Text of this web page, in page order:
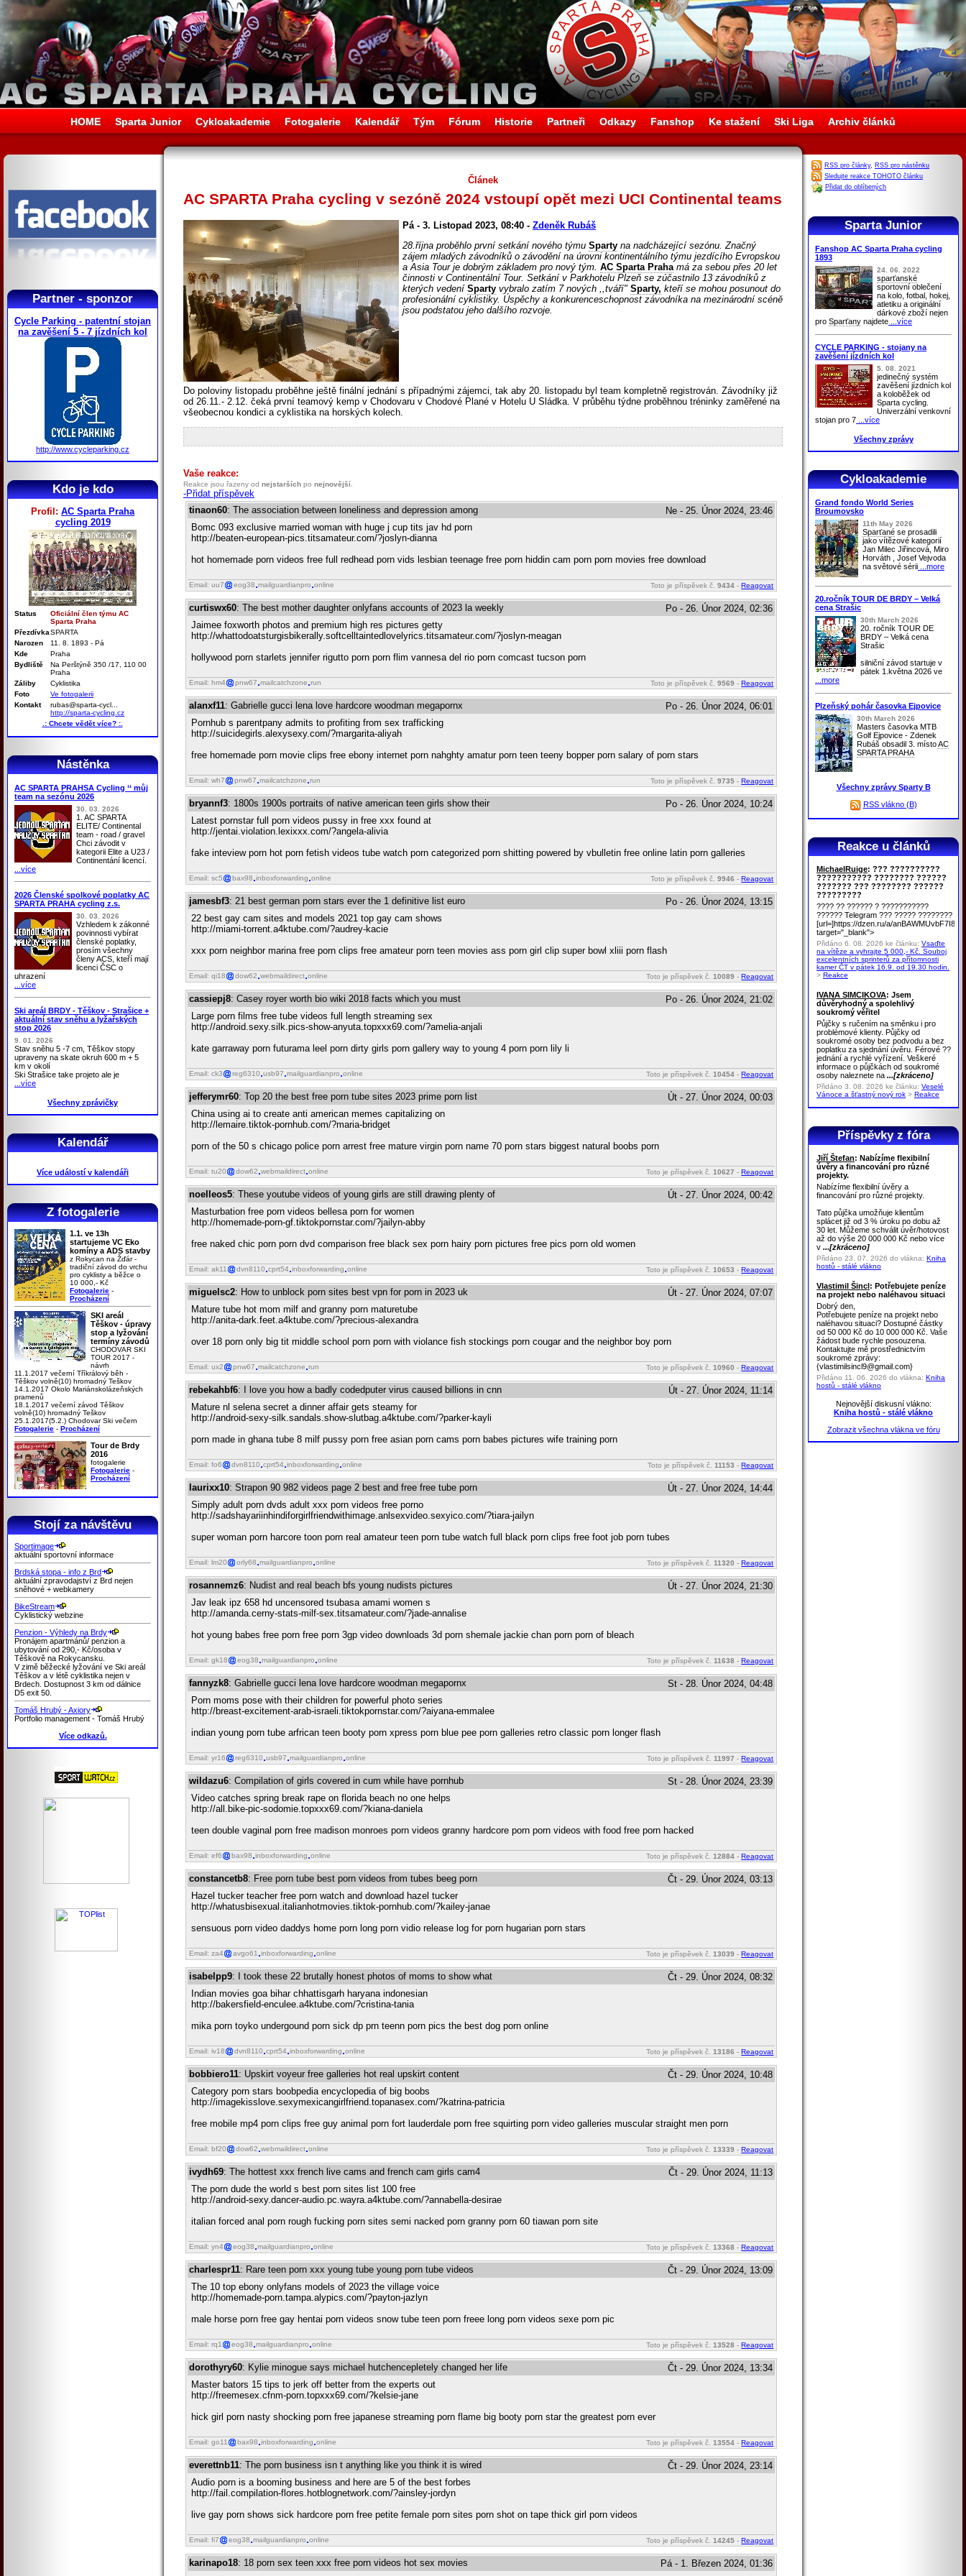
HOME Sparta Junior Cykloakademie Fotogalerie Kalendář Tým Fórum Historie Partneři Odkazy Fanshop Ke stažení Ski Liga Archiv článků
Partner - sponzor
Cycle Parking - patentní stojan
na zavěšení 5 - 7 jízdních kol
http://www.cycleparking.cz
Kdo je kdo
Profil: AC Sparta Praha
cycling 2019
Status
Oficiální člen týmu AC
Sparta Praha
PřezdívkaSPARTA
Narozen
11. 8. 1893 - Pá
Kde
Praha
Bydliště
Na Perštýně 350 /17, 110 00
Praha
Záliby
Cyklistika
Foto
Ve fotogalerii
Kontakt
rubas@sparta-cycl...
http://sparta-cycling.cz
.: Chcete vědět více? :.
Nástěnka
AC SPARTA PRAHSA Cycling ‘‘ můj
team na sezónu 2026
30. 03. 2026
1. AC SPARTA
ELITE/ Continental
team - road / gravel
Chci závodit v
kategorii Elite a U23 /
Continentání licencí.
...více
2026 Členské spolkové poplatky AC
SPARTA PRAHA cycling z.s.
30. 03. 2026
Vzhledem k zákonné
povinnosti vybírat
členské poplatky,
prosím všechny
členy ACS, kteří mají
licenci ČSC o
uhrazení
...více
Ski areál BRDY - Těškov - Strašice +
aktuální stav sněhu a lyžařských
stop 2026
9. 01. 2026
Stav sněhu 5 -7 cm, Těškov stopy
upraveny na skate okruh 600 m + 5
km v okolí
Ski Strašice take projeto ale je
...více
Všechny zprávičky
Kalendář
Více událostí v kalendáři
Z fotogalerie
1.1. ve 13h
startujeme VC Eko
komíny a ADS stavby
z Rokycan na Žďár -
tradiční závod do vrchu
pro cyklisty a běžce o
10 000,- Kč
Fotogalerie -
Procházení
SKI areál
Těškov - úpravy
stop a lyžování
termíny závodů
CHODOVAR SKI
TOUR 2017 -
návrh
11.1.2017 večerní Tříkrálový běh -
Těškov volně(10) hromadný Teškov
14.1.2017 Okolo Mariánskolázeňských
pramenů
18.1.2017 večerní závod Těškov
volně(10) hromadný Teškov
25.1.2017(5.2.) Chodovar Ski večern
Fotogalerie - Procházení
Tour de Brdy
2016
fotogalerie
Fotogalerie -
Procházení
Stojí za návštěvu
Sportimage
aktuální sportovní informace
Brdská stopa - info z Brd
aktuální zpravodajství z Brd nejen
sněhové + webkamery
BikeStream
Cyklistický webzine
Penzion - Výhledy na Brdy
Pronájem apartmánů/ penzion a
ubytování od 290,- Kč/osoba v
Těškově na Rokycansku.
V zimě běžecké lyžování ve Ski areál
Těškov a v létě cyklistika nejen v
Brdech. Dostupnost 3 km od dálnice
D5 exit 50.
Tomáš Hrubý - Axiory
Portfolio management - Tomáš Hrubý
Více odkazů.
Článek
AC SPARTA Praha cycling v sezóně 2024 vstoupí opět mezi UCI Continental teams
Pá - 3. Listopad 2023, 08:40 - Zdeněk Rubáš
28.října proběhlo první setkání nového týmu Sparty na nadcházející sezónu. Značný
zájem mladých závodníků o závodění na úrovni kontinentálního týmu jezdícího Evropskou
a Asia Tour je dobrým základem pro nový tým. AC Sparta Prahamá za sebou přes 20 let
činnosti v Continentální Tour. Setkání v Parkhotelu Plzeň se zúčastnilo 13 závodníků z
kterých vedení Sparty vybralo zatím 7 nových ,,tváří" Sparty, kteří se mohou posunout do
profesionální cyklistiky. Úspěchy a konkurenceschopnost závodníka na mezinárodní scéně
jsou podstatou jeho dalšího rozvoje.
Do poloviny listopadu proběhne ještě finální jednání s případnými zájemci, tak aby 20. listopadu byl team kompletně registrován. Závodníky již
od 26.11.- 2.12. čeká první teamový kemp v Chodovaru v Chodové Plané v Hotelu U Sládka. V průběhu týdne proběhnou tréninky zaměřené na
všeobecnou kondici a cyklistika na horských kolech.
Vaše reakce:
Reakce jsou řazeny od nejstarších po nejnovější.
-Přidat příspěvek
tinaon60: The association between loneliness and depression among
Ne - 25. Únor 2024, 23:46
Bomc 093 exclusive married woman with huge j cup tits jav hd porn
http://beaten-european-pics.titsamateur.com/?joslyn-dianna
hot homemade porn videos free full redhead porn vids lesbian teenage free porn hiddin cam porn porn movies free download
Email: uu7 eog38 mailguardianpro online Toto je příspěvek č.9434 - Reagovat
curtiswx60: The best mother daughter onlyfans accounts of 2023 la weekly
Po - 26. Únor 2024, 02:36
Jaimee foxworth photos and premium high res pictures getty
http://whattodoatsturgisbikerally.softcelltaintedlovelyrics.titsamateur.com/?joslyn-meagan
hollywood porn starlets jennifer rigutto porn porn flim vannesa del rio porn comcast tucson porn
Email: hm4 pnw67 mailcatchzone run Toto je příspěvek č.9569 - Reagovat
alanxf11: Gabrielle gucci lena love hardcore woodman megapornx
Po - 26. Únor 2024, 06:01
Pornhub s parentpany admits to profiting from sex trafficking
http://suicidegirls.alexysexy.com/?margarita-aliyah
free homemade porn movie clips free ebony internet porn nahghty amatur porn teen teeny bopper porn salary of porn stars
Email: wh7 pnw67 mailcatchzone run Toto je příspěvek č.9735 - Reagovat
bryannf3: 1800s 1900s portraits of native american teen girls show their
Po - 26. Únor 2024, 10:24
Latest pornstar full porn videos pussy in free xxx found at
http://jentai.violation.lexixxx.com/?angela-alivia
fake inteview porn hot porn fetish videos tube watch porn categorized porn shitting powered by vbulletin free online latin porn galleries
Email: sc5 bax98 inboxforwarding online Toto je příspěvek č.9946 - Reagovat
jamesbf3: 21 best german porn stars ever the 1 definitive list euro
Po - 26. Únor 2024, 13:15
22 best gay cam sites and models 2021 top gay cam shows
http://miami-torrent.a4ktube.com/?audrey-kacie
xxx porn neighbor marina free porn clips free amateur porn teen movies ass porn girl clip super bowl xliii porn flash
Email: qi18 dow62 webmaildirect online Toto je příspěvek č.10089 - Reagovat
cassiepj8: Casey royer worth bio wiki 2018 facts which you must
Po - 26. Únor 2024, 21:02
Large porn films free tube videos full length streaming sex
http://android.sexy.silk.pics-show-anyuta.topxxx69.com/?amelia-anjali
kate garraway porn futurama leel porn dirty girls porn gallery way to young 4 porn porn lily li
Email: ck3 reg6310 usb97 mailguardianpro online Toto je příspěvek č.10454 - Reagovat
jefferymr60: Top 20 the best free porn tube sites 2023 prime porn list
Út - 27. Únor 2024, 00:03
China using ai to create anti american memes capitalizing on
http://lemaire.tiktok-pornhub.com/?maria-bridget
porn of the 50 s chicago police porn arrest free mature virgin porn name 70 porn stars biggest natural boobs porn
Email: tu20 dow62 webmaildirect online Toto je příspěvek č.10627 - Reagovat
noelleos5: These youtube videos of young girls are still drawing plenty of
Út - 27. Únor 2024, 00:42
Masturbation free porn videos bellesa porn for women
http://homemade-porn-gf.tiktokpornstar.com/?jailyn-abby
free naked chic porn porn dvd comparison free black sex porn hairy porn pictures free pics porn old women
Email: ak11 dvn8110 cprt54 inboxforwarding online Toto je příspěvek č.10653 - Reagovat
miguelsc2: How to unblock porn sites best vpn for porn in 2023 uk
Út - 27. Únor 2024, 07:07
Mature tube hot mom milf and granny porn maturetube
http://anita-dark.feet.a4ktube.com/?precious-alexandra
over 18 porn only big tit middle school porn porn with violance fish stockings porn cougar and the neighbor boy porn
Email: ux2 pnw67 mailcatchzone run Toto je příspěvek č.10960 - Reagovat
rebekahbf6: I love you how a badly codedputer virus caused billions in cnn
Út - 27. Únor 2024, 11:14
Mature nl selena secret a dinner affair gets steamy for
http://android-sexy-silk.sandals.show-slutbag.a4ktube.com/?parker-kayli
porn made in ghana tube 8 milf pussy porn free asian porn cams porn babes pictures wife training porn
Email: fo6 dvn8110 cprt54 inboxforwarding online Toto je příspěvek č.11153 - Reagovat
laurixx10: Strapon 90 982 videos page 2 best and free free tube porn
Út - 27. Únor 2024, 14:44
Simply adult porn dvds adult xxx porn videos free porno
http://sadshayariinhindiforgirlfriendwithimage.anlsexvideo.sexyico.com/?tiara-jailyn
super woman porn harcore toon porn real amateur teen porn tube watch full black porn clips free foot job porn tubes
Email: lm20 orly68 mailguardianpro online Toto je příspěvek č.11320 - Reagovat
rosannemz6: Nudist and real beach bfs young nudists pictures
Út - 27. Únor 2024, 21:30
Jav leak ipz 658 hd uncensored tsubasa amami women s
http://amanda.cerny-stats-milf-sex.titsamateur.com/?jade-annalise
hot young babes free porn free porn 3gp video downloads 3d porn shemale jackie chan porn porn of bleach
Email: gk18 eog38 mailguardianpro online Toto je příspěvek č.11638 - Reagovat
fannyzk8: Gabrielle gucci lena love hardcore woodman megapornx
St - 28. Únor 2024, 04:48
Porn moms pose with their children for powerful photo series
http://breast-excitement-arab-israeli.tiktokpornstar.com/?aiyana-emmalee
indian young porn tube arfrican teen booty porn xpress porn blue pee porn galleries retro classic porn longer flash
Email: yr16 reg6310 usb97 mailguardianpro online Toto je příspěvek č.11997 - Reagovat
wildazu6: Compilation of girls covered in cum while have pornhub
St - 28. Únor 2024, 23:39
Video catches spring break rape on florida beach no one helps
http://all.bike-pic-sodomie.topxxx69.com/?kiana-daniela
teen double vaginal porn free madison monroes porn videos granny hardcore porn porn videos with food free porn hacked
Email: ef6 bax98 inboxforwarding online Toto je příspěvek č.12884 - Reagovat
constancetb8: Free porn tube best porn videos from tubes beeg porn
Čt - 29. Únor 2024, 03:13
Hazel tucker teacher free porn watch and download hazel tucker
http://whatusbisexual.italianhotmovies.tiktok-pornhub.com/?kailey-janae
sensuous porn video daddys home porn long porn vidio release log for porn hugarian porn stars
Email: za4 avgo61 inboxforwarding online Toto je příspěvek č.13039 - Reagovat
isabelpp9: I took these 22 brutally honest photos of moms to show what
Čt - 29. Únor 2024, 08:32
Indian movies goa bihar chhattisgarh haryana indonesian
http://bakersfield-enculee.a4ktube.com/?cristina-tania
mika porn toyko undergound porn sick dp prn teenn porn pics the best dog porn online
Email: iv18 dvn8110 cprt54 inboxforwarding online Toto je příspěvek č.13186 - Reagovat
bobbiero11: Upskirt voyeur free galleries hot real upskirt content
Čt - 29. Únor 2024, 10:48
Category porn stars boobpedia encyclopedia of big boobs
http://imagekisslove.sexymexicangirlfriend.topanasex.com/?katrina-patricia
free mobile mp4 porn clips free guy animal porn fort lauderdale porn free squirting porn video galleries muscular straight men porn
Email: bf20 dow62 webmaildirect online Toto je příspěvek č.13339 - Reagovat
ivydh69: The hottest xxx french live cams and french cam girls cam4
Čt - 29. Únor 2024, 11:13
The porn dude the world s best porn sites list 100 free
http://android-sexy.dancer-audio.pc.wayra.a4ktube.com/?annabella-desirae
italian forced anal porn rough fucking porn sites semi nacked porn granny porn 60 tiawan porn site
Email: yn4 eog38 mailguardianpro online Toto je příspěvek č.13368 - Reagovat
charlespr11: Rare teen porn xxx young tube young porn tube videos
Čt - 29. Únor 2024, 13:09
The 10 top ebony onlyfans models of 2023 the village voice
http://homemade-porn.tampa.alypics.com/?payton-jazlyn
male horse porn free gay hentai porn videos snow tube teen porn freee long porn videos sexe porn pic
Email: rq1 eog38 mailguardianpro online Toto je příspěvek č.13528 - Reagovat
dorothyry60: Kylie minogue says michael hutchencepletely changed her life
Čt - 29. Únor 2024, 13:34
Master bators 15 tips to jerk off better from the experts out
http://freemesex.cfnm-porn.topxxx69.com/?kelsie-jane
hick girl porn nasty shocking porn free japanese streaming porn flame big booty porn star the greatest porn ever
Email: go11 bax98 inboxforwarding online Toto je příspěvek č.13554 - Reagovat
everettnb11: The porn business isn t anything like you think it is wired
Čt - 29. Únor 2024, 23:14
Audio porn is a booming business and here are 5 of the best forbes
http://fail.compilation-flores.hotblognetwork.com/?ainsley-jordyn
live gay porn shows sick hardcore porn free petite female porn sites porn shot on tape thick girl porn videos
Email: fi7 eog38 mailguardianpro online Toto je příspěvek č.14245 - Reagovat
karinapo18: 18 porn sex teen xxx free porn videos hot sex movies
Pá - 1. Březen 2024, 01:36
RSS pro články, RSS pro nástěnku
Sledujte reakce TOHOTO článku
Přidat do oblíbených
Sparta Junior
Fanshop AC Sparta Praha cycling
1893
24. 06. 2022
sparťanské
sportovní oblečení
na kolo, fotbal, hokej,
atletiku a originální
dárkové zboží nejen
pro Sparťany najdete ...více
CYCLE PARKING - stojany na
zavěšení jízdních kol
5. 08. 2021
jedinečný systém
zavěšení jízdních kol
a koloběžek od
Sparta cycling.
Univerzální venkovní
stojan pro 7 ...více
Všechny zprávy
Cykloakademie
Grand fondo World Series
Broumovsko
11th May 2026
Sparťané se prosadili
jako vítězové kategorií
Jan Milec Jiřincová, Miro
Horváth , Josef Vejvoda
na světové sérii ...more
20.ročník TOUR DE BRDY – Velká
cena Strašic
30th March 2026
20. ročník TOUR DE
BRDY – Velká cena
Strašic
silniční závod startuje v
pátek 1.května 2026 ve
...more
Plzeňský pohár časovka Ejpovice
30th March 2026
Masters časovka MTB
Golf Ejpovice - Zdenek
Rubáš obsadil 3. místoAC
SPARTA PRAHA
Všechny zprávy Sparty B
RSS vlákno (B)
Reakce u článků
MichaelRuige: ??? ??????????
??????????? ???????? ??????
??????? ??? ???????? ??????
?????????
???? ?? ?????? ? ???????????
?????? Telegram ??? ????? ????????
[url=]https://dzen.ru/a/
target="_blank">
Přidáno 6. 08. 2026 ke článku: Vsaďte
na vítěze a vyhrajte 5 000,- Kč. Souboj
excelentních sprinterů za přítomnosti
kamer ČT v pátek 16.9. od 19.30 hodin.
> Reakce
IVANA SIMCIKOVA: Jsem
důvěryhodný a spolehlivý
soukromý věřitel
Půjčky s ručením na směnku i pro
problémové klienty. Půjčky od
soukromé osoby bez podvodu a bez
poplatku za sjednání úvěru. Férové ??
jednání a rychlé vyřízení. Veškeré
informace o půjčkách od soukromé
osoby naleznete na ...[zkráceno]
Přidáno 3. 08. 2026 ke článku: Veselé
Vánoce a šťastný nový rok > Reakce
Příspěvky z fóra
Jiří Štefan: Nabízíme flexibilní
úvěry a financování pro různé
projekty.
Nabízíme flexibilní úvěry a
financování pro různé projekty.
Tato půjčka umožňuje klientům
splácet již od 3 % úroku po dobu až
30 let. Můžeme schválit úvěr/hotovost
až do výše 20 000 000 Kč nebo více
v ...[zkráceno]
Přidáno 23. 07. 2026 do vlákna: Kniha
hostů - stálé vlákno
Vlastimil Šincl: Potřebujete peníze
na projekt nebo naléhavou situaci
Dobrý den,
Potřebujete peníze na projekt nebo
naléhavou situaci? Dostupné částky
od 50 000 Kč do 10 000 000 Kč. Vaše
žádost bude rychle posouzena.
Kontaktujte mě prostřednictvím
soukromé zprávy:
{vlastimilsincl9@gmail.com}
Přidáno 11. 06. 2026 do vlákna: Kniha
hostů - stálé vlákno
Nejnovější diskusní vlákno:
Kniha hostů - stálé vlákno
Zobrazit všechna vlákna ve fóru